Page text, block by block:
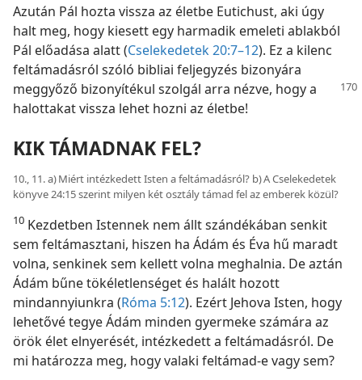
Azután Pál hozta vissza az életbe Eutichust, aki úgy
halt meg, hogy kiesett egy harmadik emeleti ablakból
Pál előadása alatt (Cselekedetek 20:7–12). Ez a kilenc
feltámadásról szóló bibliai feljegyzés bizonyára
meggyőző bizonyítékul szolgál arra nézve, hogy a
halottakat vissza lehet hozni az életbe!
KIK TÁMADNAK FEL?
10., 11. a) Miért intézkedett Isten a feltámadásról? b) A Cselekedetek
könyve 24:15 szerint milyen két osztály támad fel az emberek közül?
10 Kezdetben Istennek nem állt szándékában senkit
sem feltámasztani, hiszen ha Ádám és Éva hű maradt
volna, senkinek sem kellett volna meghalnia. De aztán
Ádám bűne tökéletlenséget és halált hozott
mindannyiunkra (Róma 5:12). Ezért Jehova Isten, hogy
lehetővé tegye Ádám minden gyermeke számára az
örök élet elnyerését, intézkedett a feltámadásról. De
mi határozza meg, hogy valaki feltámad-e vagy sem?